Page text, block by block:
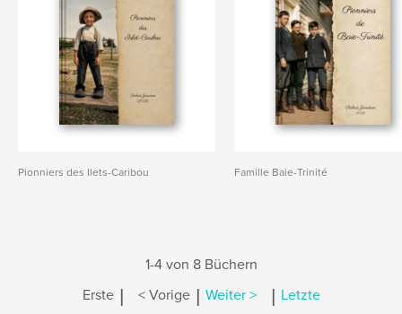
Pionniers des Ilets-Caribou Famille Baie-Trinité
1-4 von 8 Büchern
Erste | < Vorige | Weiter > | Letzte